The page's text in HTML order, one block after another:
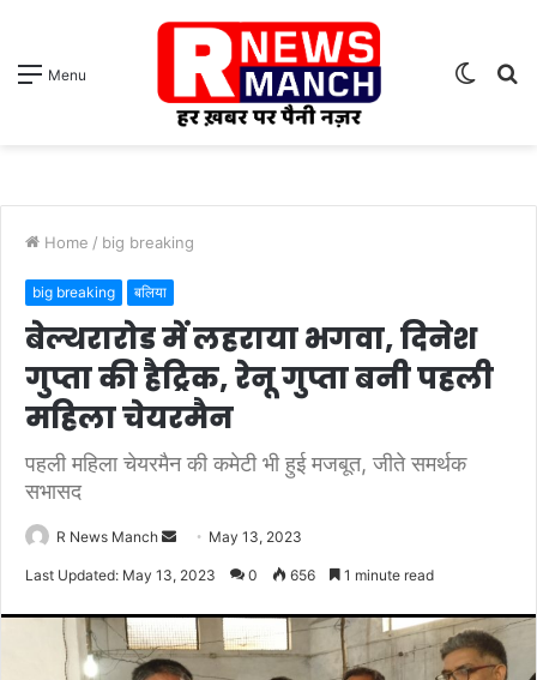
Menu
Switch
Home / big breaking
big breaking बलिया
बेल्थरारोड में लहराया भगवा, दिनेश
गुप्ता की हैट्रिक, रेनू गुप्ता बनी पहली
महिला चेयरमैन
पहली महिला चेयरमैन की कमेटी भी हुई मजबूत, जीते समर्थक
सभासद
R News Manch
Send May 13, 2023
Last Updated: May 13, 2023 0 656 1 minute read